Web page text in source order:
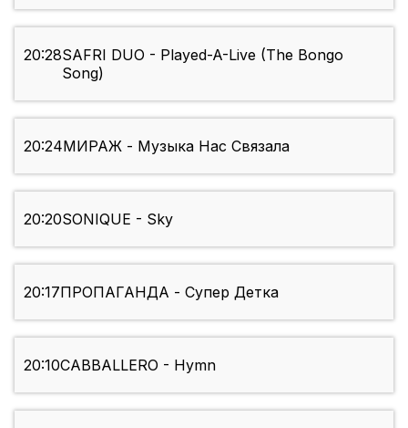
20:28SAFRI DUO - Played-A-Live (The Bongo
Song)
20:24МИРАЖ - Музыка Нас Связала
20:20SONIQUE - Sky
20:17ПРОПАГАНДА - Супер Детка
20:10CABBALLERO - Hymn